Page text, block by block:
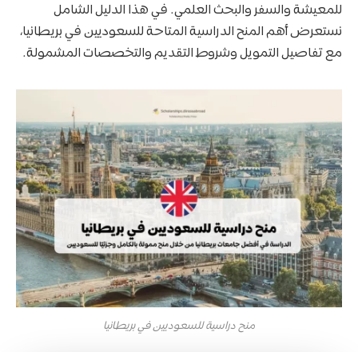
للمعيشة والسفر والبحث العلمي. في هذا الدليل الشامل
نستعرض أهم المنح الدراسية المتاحة للسعوديين في بريطانيا،
مع تفاصيل التمويل وشروط التقديم والتخصصات المشمولة.
منح دراسية للسعوديين في بريطانيا